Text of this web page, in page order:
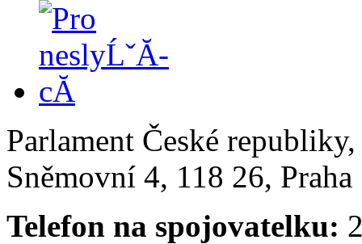
Parlament České
Sněmovní 4, 118 26,
Telefon na spojovatelku: